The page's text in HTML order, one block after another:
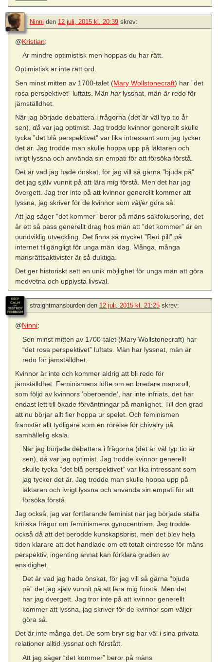
Ninni den 12 juli, 2015 kl. 20:39 skrev:
@Kristian:
Är mindre optimistisk men hoppas du har rätt.
Optimistisk är inte rätt ord.
Sen minst mitten av 1700-talet (Mary Wollstonecraft) har ”det
rosa perspektivet” luftats. Mänhar lyssnat, mänär redo för
jämställdhet.
När jag började debattera i frågorna (det är väl typ tio år
sen),då var jag optimist. Jag trodde kvinnor generellt skulle
tycka ”det blå perspektivet” var lika intressant som jag tycker
det är. Jag trodde man skulle hoppa upp på läktaren och
ivrigt lyssna och använda sin empati för att försöka förstå.
Det är vad jag hade önskat, för jag vill så gärna ”bjuda på”
det jag själv vunnit på att lära mig förstå. Men det har jag
övergett. Jag tror inte på att kvinnor generellt kommer att
lyssna, jag skriver för de kvinnor somväljer göra så.
Att jag säger ”det kommer” beror på mäns sakfokusering, det
är ett så pass generellt drag hos män att ”det kommer” är en
oundviklig utveckling. Det finns så mycket ”Red pill” på
internet tillgängligt för unga män idag. Många, många
mansrättsaktivister är så duktiga.
Det ger historiskt sett en unik möjlighet för unga män att göra
medvetna och upplysta livsval.
straightmansburden den 12 juli, 2015 kl. 21:25 skrev:
@Ninni:
Sen minst mitten av 1700-talet (Mary Wollstonecraft) har
“det rosa perspektivet” luftats. Män har lyssnat, män är
redo för jämställdhet.
Kvinnor är inte och kommer aldrig att bli redo för
jämställdhet. Feminismens löfte om en bredare mansroll,
som följd av kvinnors ’oberoende’, har inte infriats, det har
endast lett till ökade förväntningar på manlighet. Till den grad
att nu börjar allt fler hoppa ur spelet. Och feminismen
framstår allt tydligare som en rörelse för chivalry på
samhällelig skala.
När jag började debattera i frågorna (det är väl typ tio år
sen), då var jag optimist. Jag trodde kvinnor generellt
skulle tycka “det blå perspektivet” var lika intressant som
jag tycker det är. Jag trodde man skulle hoppa upp på
läktaren och ivrigt lyssna och använda sin empati för att
försöka förstå.
Jag också, jag var fortfarande feminist när jag började ställa
kritiska frågor om feminismens gynocentrism. Jag trodde
också då att det berodde kunskapsbrist, men det blev hela
tiden klarare att det handlade om ett totalt ointresse för mäns
perspektiv, ingenting annat kan förklara graden av
ensidighet.
Det är vad jag hade önskat, för jag vill så gärna “bjuda
på” det jag själv vunnit på att lära mig förstå. Men det
har jag övergett. Jag tror inte på att kvinnor generellt
kommer att lyssna, jag skriver för de kvinnor som väljer
göra så.
Det är inte många det. De som bryr sig har väl i sina privata
relationer alltid lyssnat och förstått.
Att jag säger “det kommer” beror på mäns